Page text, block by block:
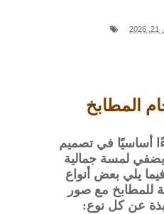
شركة تراست جروب
روم تقدم أحدث
لاك / اختيارات عصرية
المطابخ
أساسيًا في تصميم
لمسة جمالية
فيما يلي بعض أنواع
للمطابخ مع صور
عن كل نوع: